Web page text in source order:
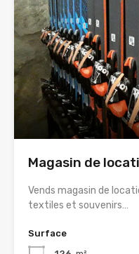
Magasin de
Vends magasin de
textiles et souvenirs…
Surface